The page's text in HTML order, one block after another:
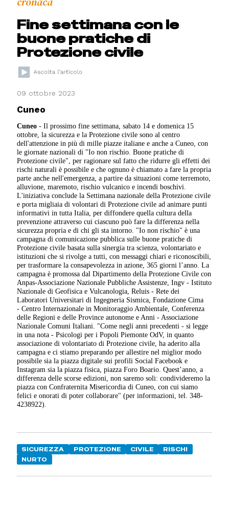
Fine settimana con le
buone pratiche di
Protezione civile
09 ottobre 2023
Cuneo
Cuneo - Il prossimo fine settimana, sabato 14 e domenica 15
ottobre, la sicurezza e la Protezione civile sono al centro
dell'attenzione in più di mille piazze italiane e anche a Cuneo, con
le giornate nazionali di "Io non rischio. Buone pratiche di
Protezione civile", per ragionare sul fatto che ridurre gli effetti dei
rischi naturali è possibile e che ognuno è chiamato a fare la propria
parte anche nell'emergenza, a partire da situazioni come terremoto,
alluvione, maremoto, rischio vulcanico e incendi boschivi.
L'iniziativa conclude la Settimana nazionale della Protezione civile
e porta migliaia di volontari di Protezione civile ad animare punti
informativi in tutta Italia, per diffondere quella cultura della
prevenzione attraverso cui ciascuno può fare la differenza nella
sicurezza propria e di chi gli sta intorno. "Io non rischio" è una
campagna di comunicazione pubblica sulle buone pratiche di
Protezione civile basata sulla sinergia tra scienza, volontariato e
istituzioni che si rivolge a tutti, con messaggi chiari e riconoscibili,
per trasformare la consapevolezza in azione, 365 giorni l’anno. La
campagna è promossa dal Dipartimento della Protezione Civile con
Anpas-Associazione Nazionale Pubbliche Assistenze, Ingv - Istituto
Nazionale di Geofisica e Vulcanologia, Reluis - Rete dei
Laboratori Universitari di Ingegneria Sismica, Fondazione Cima
- Centro Internazionale in Monitoraggio Ambientale, Conferenza
delle Regioni e delle Province autonome e Anni - Associazione
Nazionale Comuni Italiani. "Come negli anni precedenti - si legge
in una nota - Psicologi per i Popoli Piemonte OdV, in quanto
associazione di volontariato di Protezione civile, ha aderito alla
campagna e ci stiamo preparando per allestire nel miglior modo
possibile sia la piazza digitale sui profili Social Facebook e
Instagram sia la piazza fisica, piazza Foro Boario. Quest’anno, a
differenza delle scorse edizioni, non saremo soli: condivideremo la
piazza con Confraternita Misericordia di Cuneo, con cui siamo
felici e onorati di poter collaborare" (per informazioni, tel. 348-
4238922).
SICUREZZA PROTEZIONE CIVILE
RISCHI
NURTO